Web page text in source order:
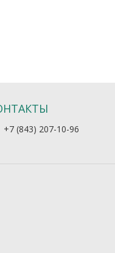
+7 (843) 207-10-96